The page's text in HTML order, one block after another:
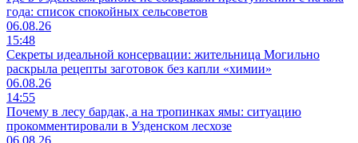
года: список спокойных сельсоветов
06.08.26
15:48
Секреты идеальной консервации: жительница Могильно
раскрыла рецепты заготовок без капли «химии»
06.08.26
14:55
Почему в лесу бардак, а на тропинках ямы: ситуацию
прокомментировали в Узденском лесхозе
06.08.26